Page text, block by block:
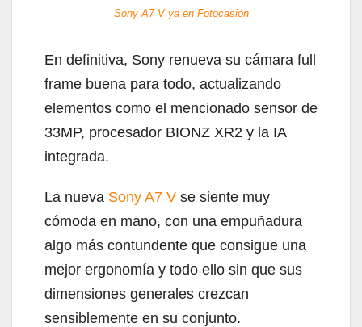
Sony A7 V ya en Fotocasión
En definitiva, Sony renueva su cámara full
frame buena para todo, actualizando
elementos como el mencionado sensor de
33MP, procesador BIONZ XR2 y la IA
integrada.
La nueva Sony A7 V se siente muy
cómoda en mano, con una empuñadura
algo más contundente que consigue una
mejor ergonomía y todo ello sin que sus
dimensiones generales crezcan
sensiblemente en su conjunto.